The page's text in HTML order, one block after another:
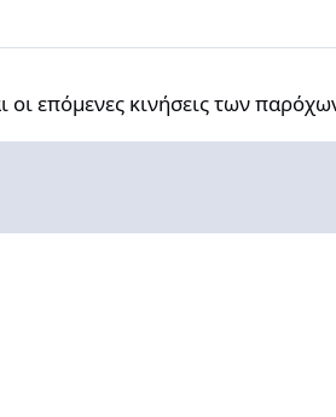
επόμενες κινήσεις των